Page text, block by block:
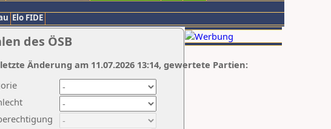
Elo FIDE
des ÖSB
letzte Änderung am 11.07.2026 13:14, gewertete Partien: